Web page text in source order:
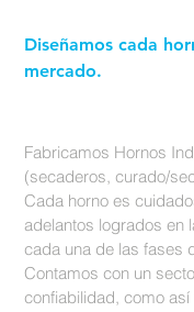
Diseñamos cada
mercado.
Fabricamos Hornos
(secaderos, curado/
Cada horno es
adelantos logrados en
cada una de las fases
Contamos con un
confiabilidad, como